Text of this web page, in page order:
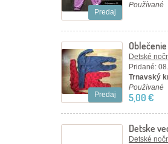
Predaj
Používané
Predaj
Detské
Pridané:
Trnavský
Používané
5,00 €
Detske
Detské